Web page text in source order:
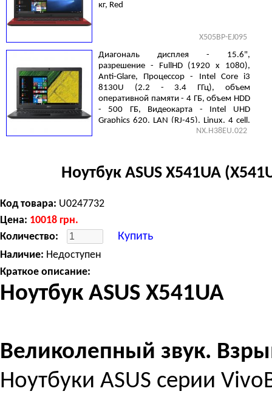
кг, Red
X505BP-EJ095
Диагональ дисплея - 15.6",
разрешение - FullHD (1920 х 1080),
Anti-Glare, Процессор - Intel Core i3
8130U (2.2 - 3.4 ГГц), объем
оперативной памяти - 4 ГБ, объем HDD
- 500 ГБ, Видеокарта - Intel UHD
Graphics 620, LAN (RJ-45), Linux, 4 cell,
NX.H38EU.022
Ноутбук ASUS X541UA
Код товара: U0247732
Цена: 10018 грн.
Количество:
Купить
Наличие: Недоступен
Краткое описание:
Ноутбук ASUS X541UA
Великолепный звук.
Ноутбуки ASUS серии